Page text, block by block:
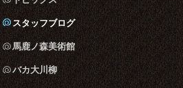
スタッフブログ
馬鹿ノ森美術館
バカ大川柳